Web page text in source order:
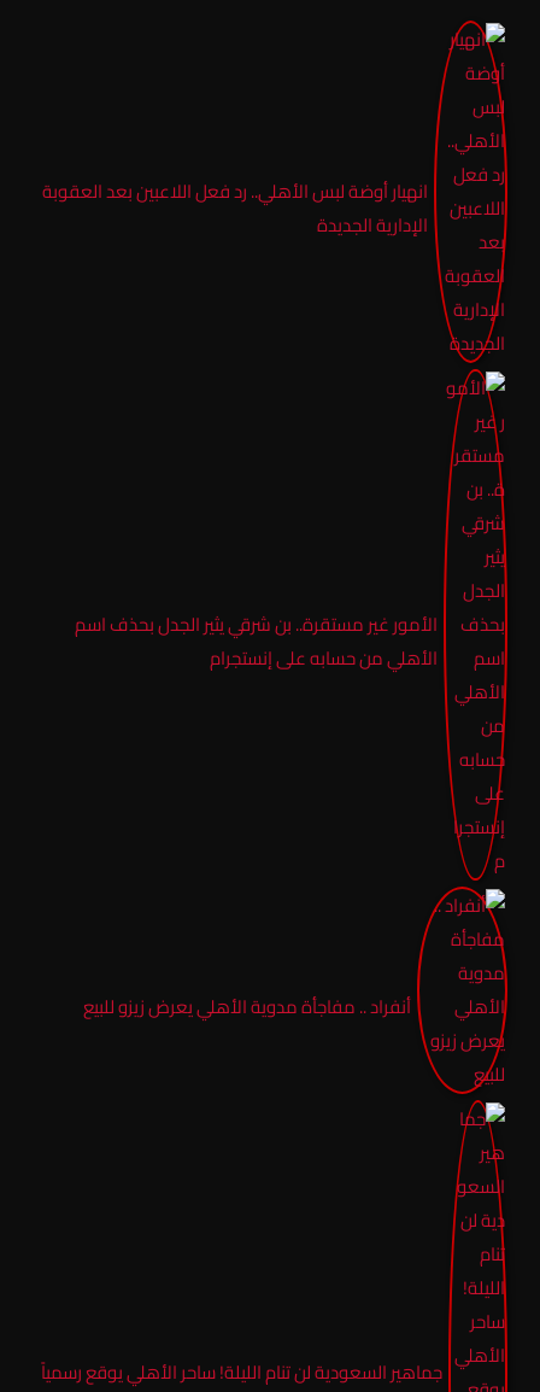
انهيار أوضة لبس الأهلي.. رد فعل اللاعبين بعد العقوبة
الإدارية الجديدة
الأمور غير مستقرة.. بن شرقي يثير الجدل بحذف اسم
الأهلي من حسابه على إنستجرام
أنفراد .. مفاجأة مدوية الأهلي يعرض زيزو للبيع
جماهير السعودية لن تنام الليلة! ساحر الأهلي يوقع رسمياً